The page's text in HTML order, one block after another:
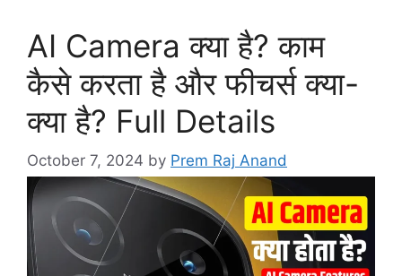
AI Camera क्या है? काम
कैसे करता है और फीचर्स क्या-
क्या है? Full Details
October 7, 2024 by Prem Raj Anand